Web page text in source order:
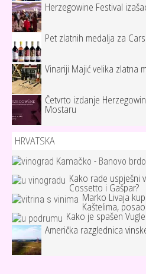
Herzegowine Festival
Pet zlatnih medalja za
Vinariji Majić velika zlatna
Četvrto izdanje
Mostaru
HRVATSKA
Kako rade uspješni
Cossetto i Gašpar?
Marko Livaja
Kaštelima,
Kako je spašen
Američka razglednica